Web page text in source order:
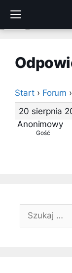
treści
Start › Forum ›
20 sierpnia
Anonimowy
Gość
Szukaj: